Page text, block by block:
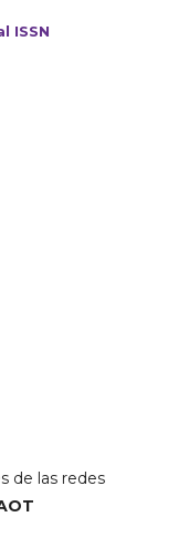
ISSN
de las redes